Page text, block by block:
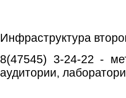
Инфраструктура
8(47545) 3-24-22 -
аудитории,